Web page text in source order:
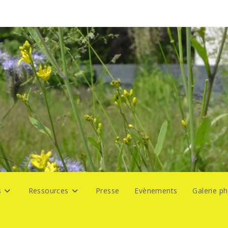
Ressources Presse Evènements Galerie